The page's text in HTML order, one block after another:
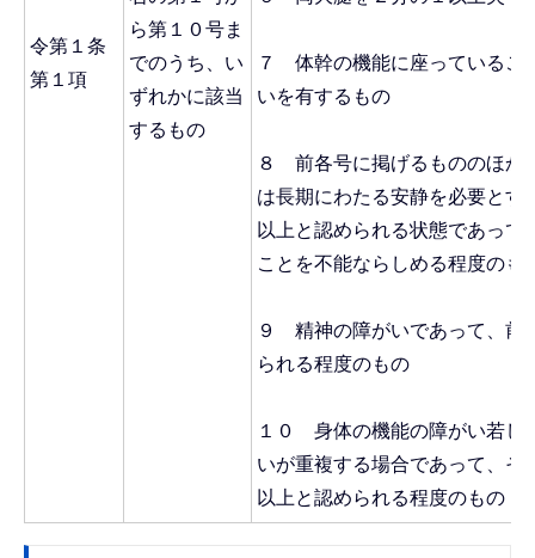
令第１条
第１項
ら第１０号ま
でのうち、い
ずれかに該当
するもの
７ 体幹の機能に座っているこ
いを有するもの
８ 前各号に掲げるもののほか
は長期にわたる安静を必要とす
以上と認められる状態であって
ことを不能ならしめる程度のも
９ 精神の障がいであって、前
られる程度のもの
１０ 身体の機能の障がい若し
いが重複する場合であって、そ
以上と認められる程度のもの